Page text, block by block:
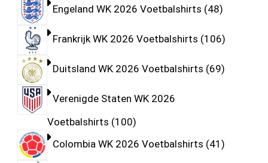
Engeland WK 2026 Voetbalshirts 48
Frankrijk WK 2026 Voetbalshirts 106
Duitsland WK 2026 Voetbalshirts 69
Verenigde Staten WK 2026
Voetbalshirts 100
Colombia WK 2026 Voetbalshirts 41